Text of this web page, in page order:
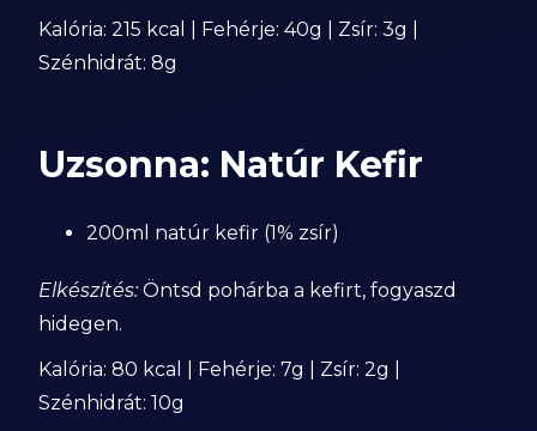
Kalória: 215 kcal | Fehérje: 40g | Zsír: 3g |
Szénhidrát: 8g
Uzsonna: Natúr Kefir
200ml natúr kefir (1% zsír)
Elkészítés:Öntsd pohárba a kefirt, fogyaszd
hidegen.
Kalória: 80 kcal | Fehérje: 7g | Zsír: 2g |
Szénhidrát: 10g